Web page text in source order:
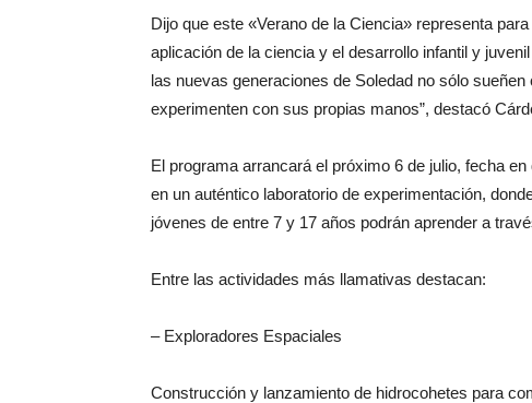
Dijo que este «Verano de la Ciencia» representa
aplicación de la ciencia y el desarrollo infantil y
las nuevas generaciones de Soledad no sólo
experimenten con sus propias manos”, destacó
El programa arrancará el próximo 6 de julio, fecha
en un auténtico laboratorio de experimentación,
jóvenes de entre 7 y 17 años podrán aprender a
Entre las actividades más llamativas destacan:
– Exploradores Espaciales
Construcción y lanzamiento de hidrocohetes para